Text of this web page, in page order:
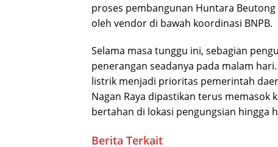
proses pembangunan Huntara
oleh vendor di bawah koordinasi BNPB.
Selama masa tunggu ini, sebagian
penerangan seadanya pada malam
listrik menjadi prioritas pemerintah
Nagan Raya dipastikan terus memasok
bertahan di lokasi pengungsian hingga
Berita Terkait